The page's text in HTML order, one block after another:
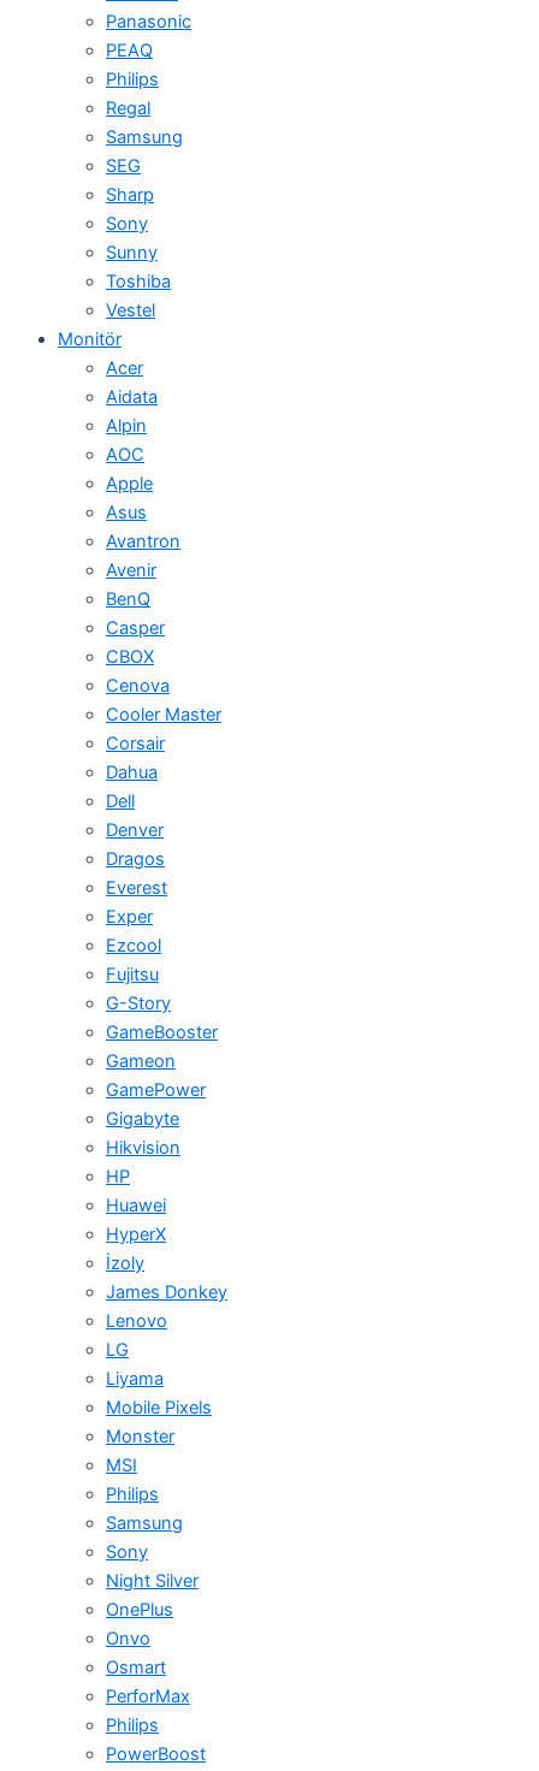
Panasonic
PEAQ
Philips
Regal
Samsung
SEG
Sharp
Sony
Sunny
Toshiba
Vestel
Monitör
Acer
Aidata
Alpin
AOC
Apple
Asus
Avantron
Avenir
BenQ
Casper
CBOX
Cenova
Cooler Master
Corsair
Dahua
Dell
Denver
Dragos
Everest
Exper
Ezcool
Fujitsu
G-Story
GameBooster
Gameon
GamePower
Gigabyte
Hikvision
HP
Huawei
HyperX
İzoly
James Donkey
Lenovo
LG
Liyama
Mobile Pixels
Monster
MSI
Philips
Samsung
Sony
Night Silver
OnePlus
Onvo
Osmart
PerforMax
Philips
PowerBoost